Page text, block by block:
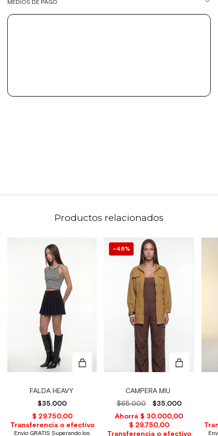
MEDIOS DE PAGO
Productos relacionados
FALDA HEAVY
$35.000
46%
CAMPERA MIU
$65.000
$35.000